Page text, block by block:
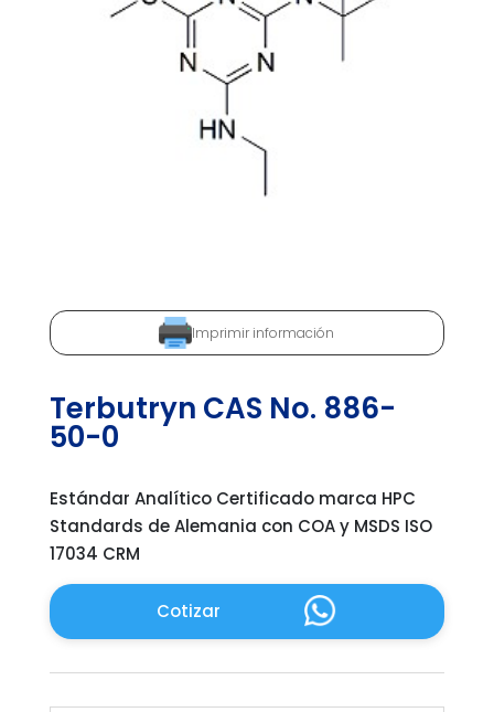
Imprimir información
Terbutryn CAS No. 886-
50-0
Estándar Analítico Certificado marca HPC
Standards de Alemania con COA y MSDS ISO
17034 CRM
Cotizar